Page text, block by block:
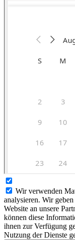
Wir verwenden
analysieren. Wir
Website an unsere
können diese
ihnen zur Verfügung
Nutzung der Dienste